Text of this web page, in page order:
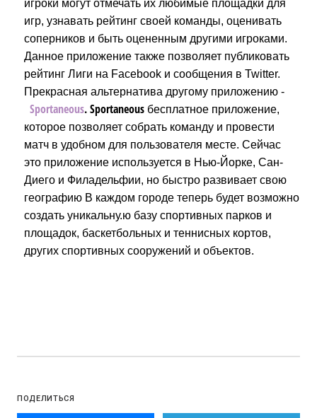
игроки могут отмечать их любимые площадки для
игр, узнавать рейтинг своей команды, оценивать
соперников и быть оцененным другими игроками.
Данное приложение также позволяет публиковать
рейтинг Лиги на Facebook и сообщения в Twitter.
Прекрасная альтернатива другому приложению -
Sportaneous. Sportaneous бесплатное приложение,
которое позволяет собрать команду и провести
матч в удобном для пользователя месте. Сейчас
это приложение используется в Нью-Йорке, Сан-
Диего и Филадельфии, но быстро развивает свою
географию В каждом городе теперь будет возможно
создать уникальну.ю базу спортивных парков и
площадок, баскетбольных и теннисных кортов,
других спортивных сооружений и объектов.
ПОДЕЛИТЬСЯ